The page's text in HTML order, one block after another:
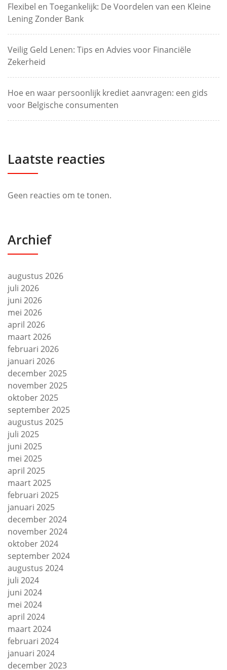
Flexibel en Toegankelijk: De Voordelen van een Kleine
Lening Zonder Bank
Veilig Geld Lenen: Tips en Advies voor Financiële
Zekerheid
Hoe en waar persoonlijk krediet aanvragen: een gids
voor Belgische consumenten
Laatste reacties
Geen reacties om te tonen.
Archief
augustus 2026
juli 2026
juni 2026
mei 2026
april 2026
maart 2026
februari 2026
januari 2026
december 2025
november 2025
oktober 2025
september 2025
augustus 2025
juli 2025
juni 2025
mei 2025
april 2025
maart 2025
februari 2025
januari 2025
december 2024
november 2024
oktober 2024
september 2024
augustus 2024
juli 2024
juni 2024
mei 2024
april 2024
maart 2024
februari 2024
januari 2024
december 2023